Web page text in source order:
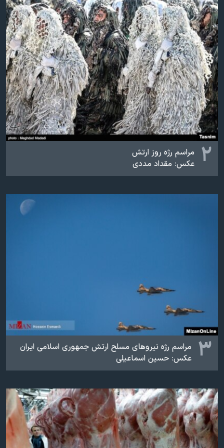
نرگس محمدی برنده جایزه نوبل صلح
همایش محافظه‌کاران آمریکا «سی‌پک»
صفحه‌های ویژه
سفر پرزیدنت ترامپ به چین
۲
مراسم رژه روز ارتش
عکس: مقداد مددی
۳
مراسم رژه نیروهای مسلح ارتش جمهوری اسلامی ایران
عکس: حسین اسماعیلی